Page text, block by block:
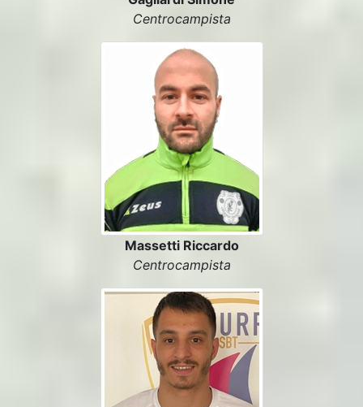
Centrocampista
Massetti Riccardo
Centrocampista